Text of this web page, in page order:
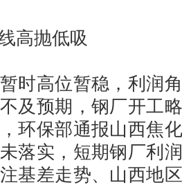
抛低吸
高位暂稳，利润角
及预期，钢厂开工
环保部通报山西焦
落实，短期钢厂利
基差走势、山西地